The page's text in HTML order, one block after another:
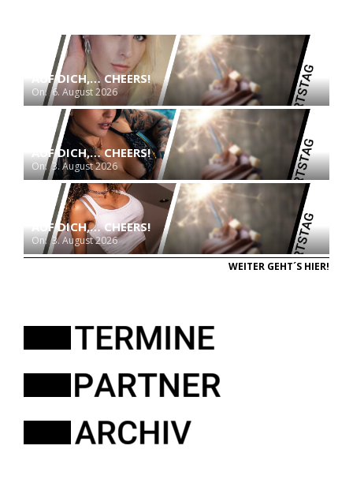
AUF DICH,… CHEERS!
On: 6. August 2026
AUF DICH,… CHEERS!
On: 3. August 2026
AUF DICH,… CHEERS!
On: 3. August 2026
WEITER GEHT´S HIER!